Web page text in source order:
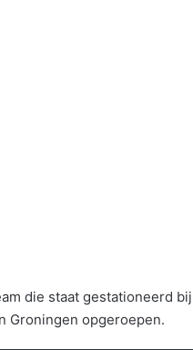
die staat gestationeerd bij
Groningen opgeroepen.